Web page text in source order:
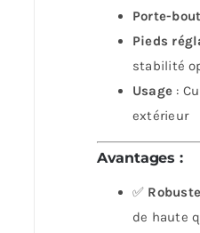
Porte-
Pieds
stabilité
Usage :
extérieur
Avantages :
✅
de haute